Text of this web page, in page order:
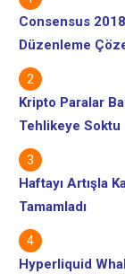
Consensus
Düzenleme
Kripto Paralar
Tehlikeye Soktu
Haftayı Artışla
Tamamladı
Hyperliquid